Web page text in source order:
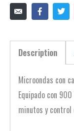
Description
Microondas con
Equipado con
minutos y